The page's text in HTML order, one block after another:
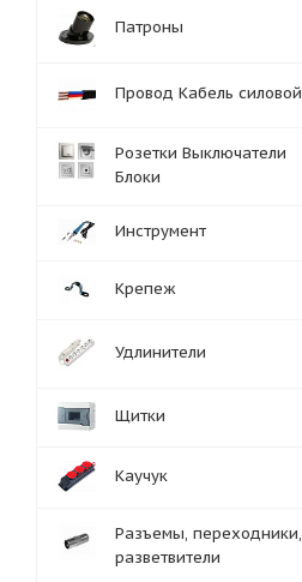
Патроны
Провод Кабель силовой
Розетки Выключатели
Блоки
Инструмент
Крепеж
Удлинители
Щитки
Каучук
Разъемы, переходники,
разветвители